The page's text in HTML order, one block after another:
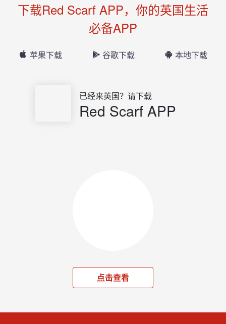
下载Red Scarf APP，你的英国生活
必备APP
苹果下载 谷歌下载 本地下载
已经来英国？请下载
Red Scarf APP
点击查看